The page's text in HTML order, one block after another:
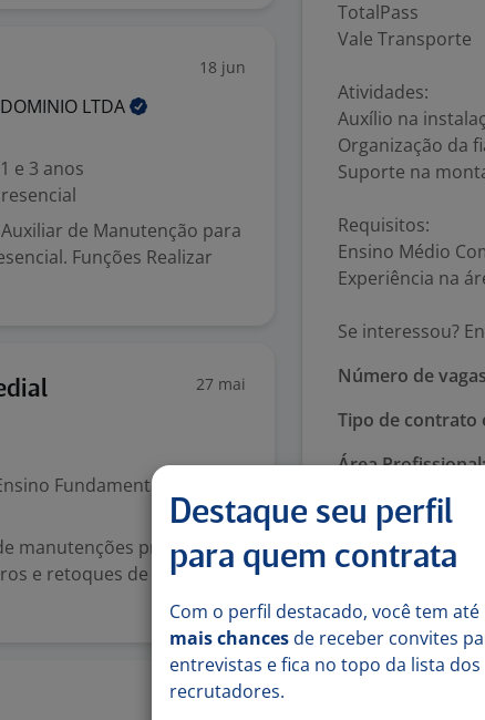
18 jun
LTDA
e 3 anos
Auxiliar de Manutenção para
Funções Realizar
27 mai
Fundamental (1º grau)
manutenções preventivas
e retoques de pintura
4 ago
TotalPass
Vale Transporte
Atividades:
Auxílio na
Organização da
Suporte na
Requisitos:
Ensino Médio
Experiência na
Se interessou?
Número de
Tipo de contrato
Área Profissional:
Destaque seu perfil
para quem contrata
Com o perfil destacado, você tem até
mais chances de receber convites
entrevistas e fica no topo da lista dos
recrutadores.